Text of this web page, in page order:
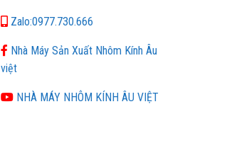
Zalo:0977.730.666
Nhà Máy Sản Xuất Nhôm Kính Âu
việt
NHÀ MÁY NHÔM KÍNH ÂU VIỆT